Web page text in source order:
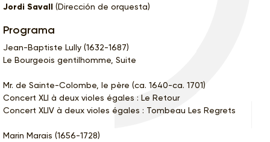
Jordi Savall (Dirección de orquesta)
Programa
Jean-Baptiste Lully (1632-1687)
Le Bourgeois gentilhomme, Suite
Mr. de Sainte-Colombe, le père (ca. 1640-ca. 1701)
Concert XLI à deux violes égales : Le Retour
Concert XLIV à deux violes égales : Tombeau Les Regrets
Marin Marais (1656-1728)